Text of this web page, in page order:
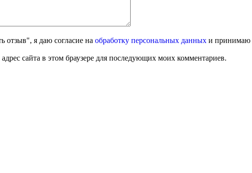
отзыв", я даю согласие на обработку персональных данных и принимаю
сайта в этом браузере для последующих моих комментариев.